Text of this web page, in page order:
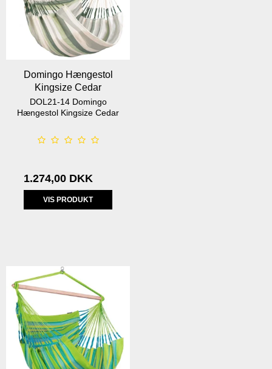
Domingo Hængestol
Kingsize Cedar
DOL21-14 Domingo
Hængestol Kingsize Cedar
1.274,00 DKK
VIS PRODUKT